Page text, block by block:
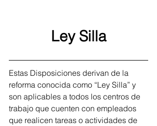
Ley Silla
Estas Disposiciones derivan de la
reforma conocida como “Ley Silla” y
son aplicables a todos los centros de
trabajo que cuenten con empleados
que realicen tareas o actividades de